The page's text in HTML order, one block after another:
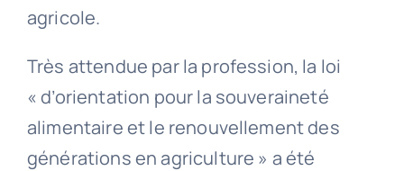
agricole.
Très attendue par la profession, la loi
« d’orientation pour la souveraineté
alimentaire et le renouvellement des
générations en agriculture » a été